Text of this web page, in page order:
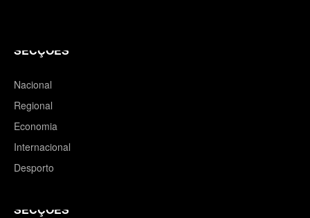
SECÇÕES
Nacional
Regional
Economia
Internacional
Desporto
SECÇÕES